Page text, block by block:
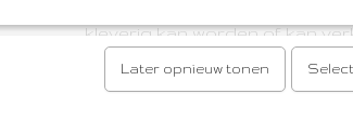
Leg de speen niet in de zon
kleverig kan worden of kan
3. Vervang de fopspeen iedere
4. Het speengeelte van de
natuurrubber. Dit heeft als
Later opnieuw tonen